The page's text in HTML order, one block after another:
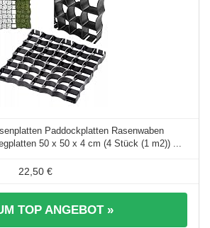
Paddockplatten Rasenwaben
50 x 50 x 4 cm (4 Stück (1 m2)) ...
22,50 €
TOP ANGEBOT »